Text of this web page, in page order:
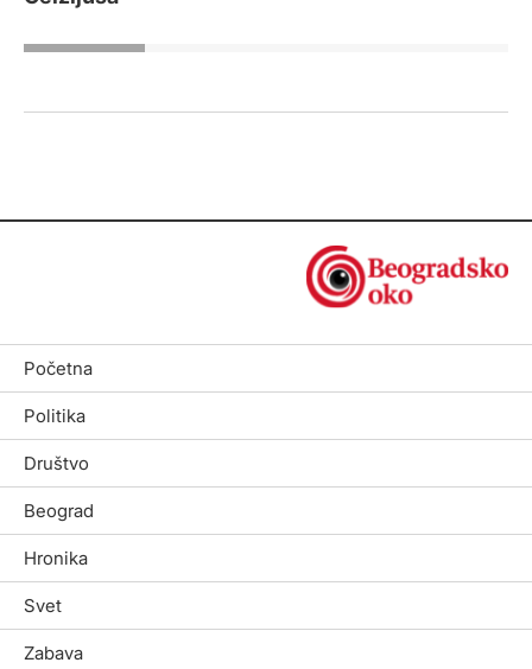
Početna
Politika
Društvo
Beograd
Hronika
Svet
Zabava